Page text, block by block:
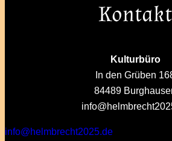
Kontakt
Kulturbüro
In den Grüben
84489
info@helmbrecht2025.de